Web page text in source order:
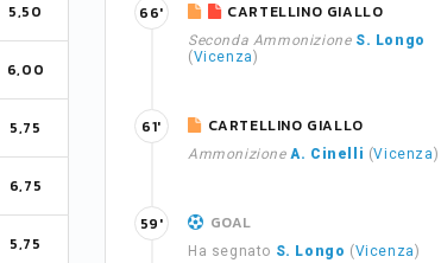
5,50
6,00
5,75
6,75
5,75
CARTELLINO GIALLO
Seconda Ammonizione S. Longo
(Vicenza)
66'
CARTELLINO GIALLO
Ammonizione A. Cinelli (Vicenza)
61'
GOAL
Ha segnato S. Longo (Vicenza)
59'